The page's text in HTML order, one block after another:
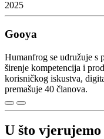
2025
Gooya
Humanfrog se udružuje s
širenje kompetencija i
korisničkog iskustva,
premašuje 40 članova.
U što vjerujemo